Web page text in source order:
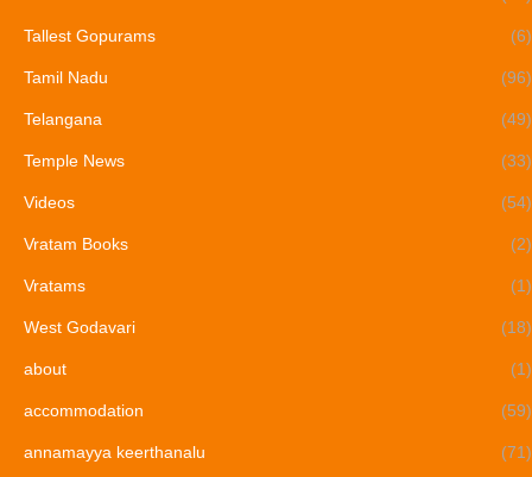
Tallest Gopurams (6)
Tamil Nadu (96)
Telangana (49)
Temple News (33)
Videos (54)
Vratam Books (2)
Vratams (1)
West Godavari (18)
about (1)
accommodation (59)
annamayya keerthanalu (71)